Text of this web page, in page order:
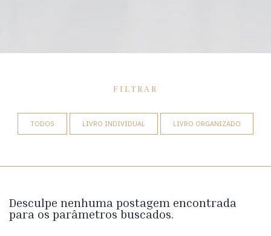
FILTRAR
TODOS LIVRO INDIVIDUAL LIVRO ORGANIZADO
Desculpe nenhuma postagem encontrada
para os parâmetros buscados.